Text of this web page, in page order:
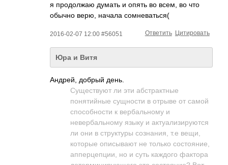
я продолжаю думать и опять во всем, во что
обычно верю, начала сомневаться(
2016-02-07 12:00 #56051 Цитировать
Ответить
Юра и Витя
Андрей, добрый день.
Существуют ли эти абстрактные
понятийные сущности в отрыве от самой
способности к вербальному и
невербальному языку и актуализируются
ли они в структуры сознания, т.е вещи,
которые описывают не только состояние,
апперцепции, но и суть каждого фактора